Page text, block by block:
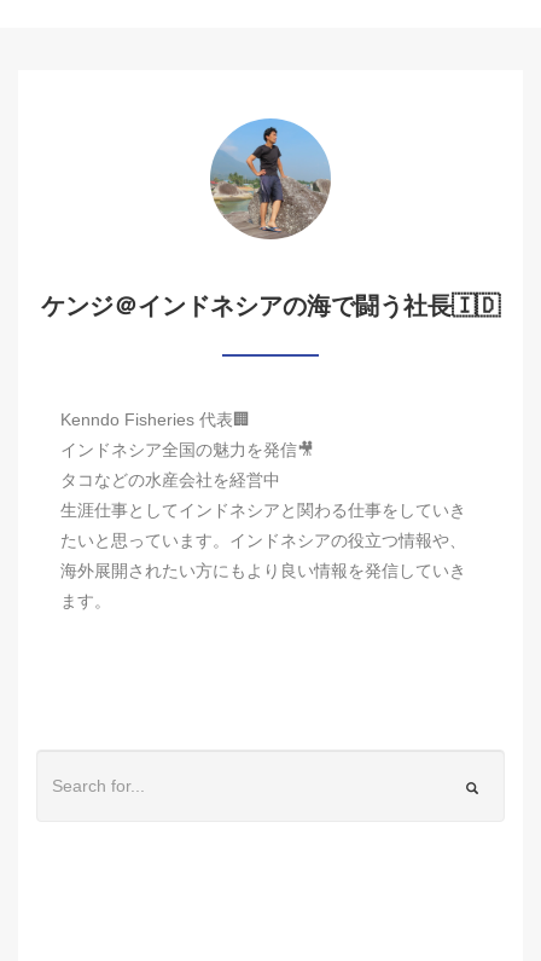
ケンジ＠インドネシアの海で闘う社長🇮🇩
Kenndo Fisheries 代表🏢
インドネシア全国の魅力を発信🎥
タコなどの水産会社を経営中
生涯仕事としてインドネシアと関わる仕事をしていき
たいと思っています。インドネシアの役立つ情報や、
海外展開されたい方にもより良い情報を発信していき
ます。